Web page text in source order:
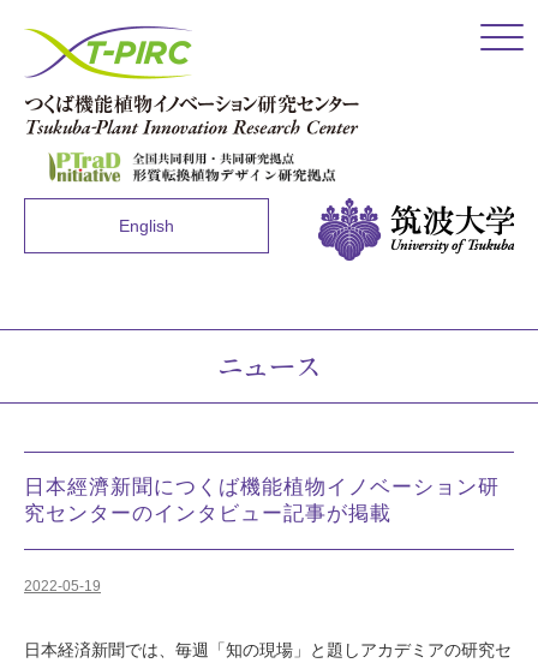
English
Click
ニュース
日本經濟新聞につくば機能植物イノベーション研
究センターのインタビュー記事が掲載
2022-05-19
日本経済新聞では、毎週「知の現場」と題しアカデミアの研究セ